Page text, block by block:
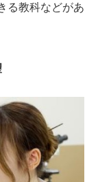
る教科などがあ